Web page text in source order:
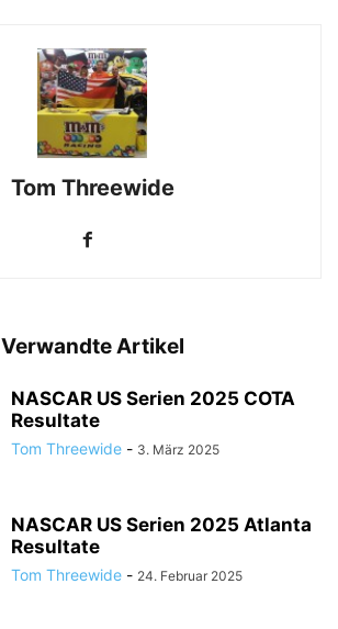
Tom Threewide
Verwandte Artikel
NASCAR US Serien 2025 COTA
Resultate
Tom Threewide - 3. März 2025
NASCAR US Serien 2025 Atlanta
Resultate
Tom Threewide - 24. Februar 2025